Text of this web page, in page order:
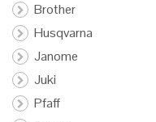
Brother
Husqvarna
Janome
Juki
Pfaff